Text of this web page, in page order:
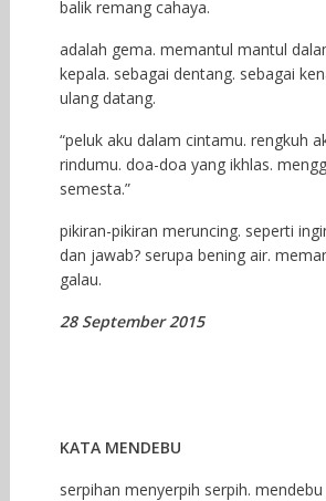
balik remang cahaya.
adalah gema. memantul mantul
kepala. sebagai dentang. sebagai
ulang datang.
“peluk aku dalam cintamu. rengkuh
rindumu. doa-doa yang ikhlas.
semesta.”
pikiran-pikiran meruncing. seperti
dan jawab? serupa bening air.
galau.
28 September 2015
KATA MENDEBU
serpihan menyerpih serpih.